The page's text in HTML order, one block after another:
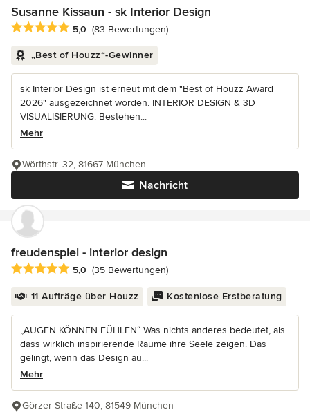
Susanne Kissaun - sk Interior Design
Durchschnittliche Bewertung: 5 von 5 Sternen
5,0 (83 Bewertungen)
„Best of Houzz“-Gewinner
sk Interior Design ist erneut mit dem "Best of Houzz Award
2026" ausgezeichnet worden. INTERIOR DESIGN & 3D
VISUALISIERUNG: Bestehen...
Mehr
Nachricht
Wörthstr. 32, 81667 München
freudenspiel - interior design
Durchschnittliche Bewertung: 5 von 5 Sternen
5,0 (35 Bewertungen)
11 Aufträge über Houzz Kostenlose Erstberatung
„AUGEN KÖNNEN FÜHLEN“ Was nichts anderes bedeutet, als
dass wirklich inspirierende Räume ihre Seele zeigen. Das
gelingt, wenn das Design au...
Mehr
Görzer Straße 140, 81549 München